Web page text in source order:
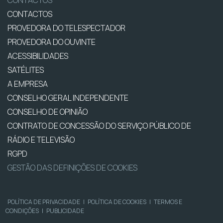
CONTACTOS
PROVEDORA DO TELESPECTADOR
PROVEDORA DO OUVINTE
ACESSIBILIDADES
SATÉLITES
A EMPRESA
CONSELHO GERAL INDEPENDENTE
CONSELHO DE OPINIÃO
CONTRATO DE CONCESSÃO DO SERVIÇO PÚBLICO DE
RÁDIO E TELEVISÃO
RGPD
GESTÃO DAS DEFINIÇÕES DE COOKIES
POLÍTICA DE PRIVACIDADE | POLÍTICA DE COOKIES | TERMOS E
CONDIÇÕES | PUBLICIDADE